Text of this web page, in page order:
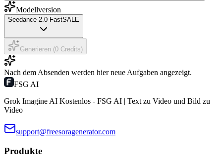
Modellversion
Seedance 2.0 FastSALE
Generieren (0 Credits)
Nach dem Absenden werden hier neue Aufgaben angezeigt.
FSG AI
Grok Imagine AI Kostenlos - FSG AI | Text zu Video und Bild zu
Video
support@freesoragenerator.com
Produkte